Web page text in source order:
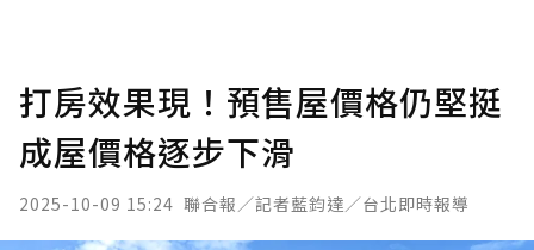
打房效果現！預售屋價格仍堅挺
成屋價格逐步下滑
2025-10-09 15:24 聯合報／記者藍鈞達／台北即時報導